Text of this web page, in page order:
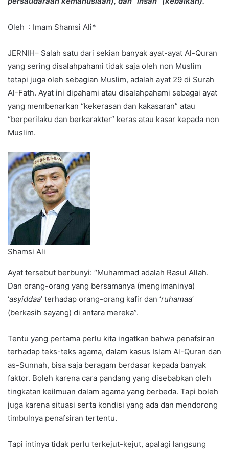
Oleh : Imam Shamsi Ali*
JERNIH– Salah satu dari sekian banyak ayat-ayat Al-Quran
yang sering disalahpahami tidak saja oleh non Muslim
tetapi juga oleh sebagian Muslim, adalah ayat 29 di Surah
Al-Fath. Ayat ini dipahami atau disalahpahami sebagai ayat
yang membenarkan “kekerasan dan kakasaran” atau
“berperilaku dan berkarakter” keras atau kasar kepada non
Muslim.
Shamsi Ali
Ayat tersebut berbunyi: “Muhammad adalah Rasul Allah.
Dan orang-orang yang bersamanya (mengimaninya)
‘asyiddaa’ terhadap orang-orang kafir dan ‘ruhamaa’
(berkasih sayang) di antara mereka”.
Tentu yang pertama perlu kita ingatkan bahwa penafsiran
terhadap teks-teks agama, dalam kasus Islam Al-Quran dan
as-Sunnah, bisa saja beragam berdasar kepada banyak
faktor. Boleh karena cara pandang yang disebabkan oleh
tingkatan keilmuan dalam agama yang berbeda. Tapi boleh
juga karena situasi serta kondisi yang ada dan mendorong
timbulnya penafsiran tertentu.
Tapi intinya tidak perlu terkejut-kejut, apalagi langsung